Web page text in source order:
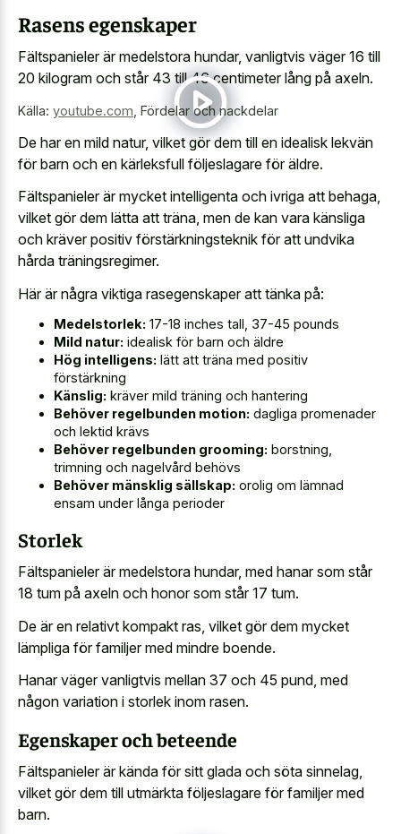
Rasens egenskaper
Fältspanieler är medelstora hundar, vanligtvis väger 16 till
20 kilogram och står 43 till 46 centimeter lång på axeln.
Källa: youtube.com Fördelar och nackdelar
De har en mild natur, vilket gör dem till en idealisk lekvän
för barn och en kärleksfull följeslagare för äldre.
Fältspanieler är mycket intelligenta och ivriga att behaga,
vilket gör dem lätta att träna, men de kan vara känsliga
och kräver positiv förstärkningsteknik för att undvika
hårda träningsregimer.
Här är några viktiga rasegenskaper att tänka på:
Medelstorlek: 17-18 inches tall, 37-45 pounds
Mild natur: idealisk för barn och äldre
Hög intelligens: lätt att träna med positiv
förstärkning
Känslig: kräver mild träning och hantering
Behöver regelbunden motion: dagliga promenader
och lektid krävs
Behöver regelbunden grooming: borstning,
trimning och nagelvård behövs
Behöver mänsklig sällskap: orolig om lämnad
ensam under långa perioder
Storlek
Fältspanieler är medelstora hundar, med hanar som står
18 tum på axeln och honor som står 17 tum.
De är en relativt kompakt ras, vilket gör dem mycket
lämpliga för familjer med mindre boende.
Hanar väger vanligtvis mellan 37 och 45 pund, med
någon variation i storlek inom rasen.
Egenskaper och beteende
Fältspanieler är kända för sitt glada och söta sinnelag,
vilket gör dem till utmärkta följeslagare för familjer med
barn.